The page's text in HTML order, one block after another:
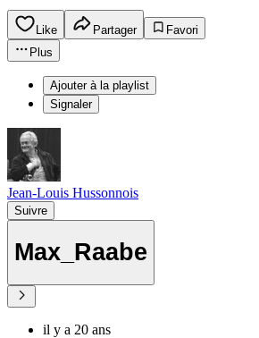
Like Partager
Favori
Plus
Ajouter à la playlist
Signaler
Jean-Louis Hussonnois
Suivre
Max_Raabe
il y a 20 ans